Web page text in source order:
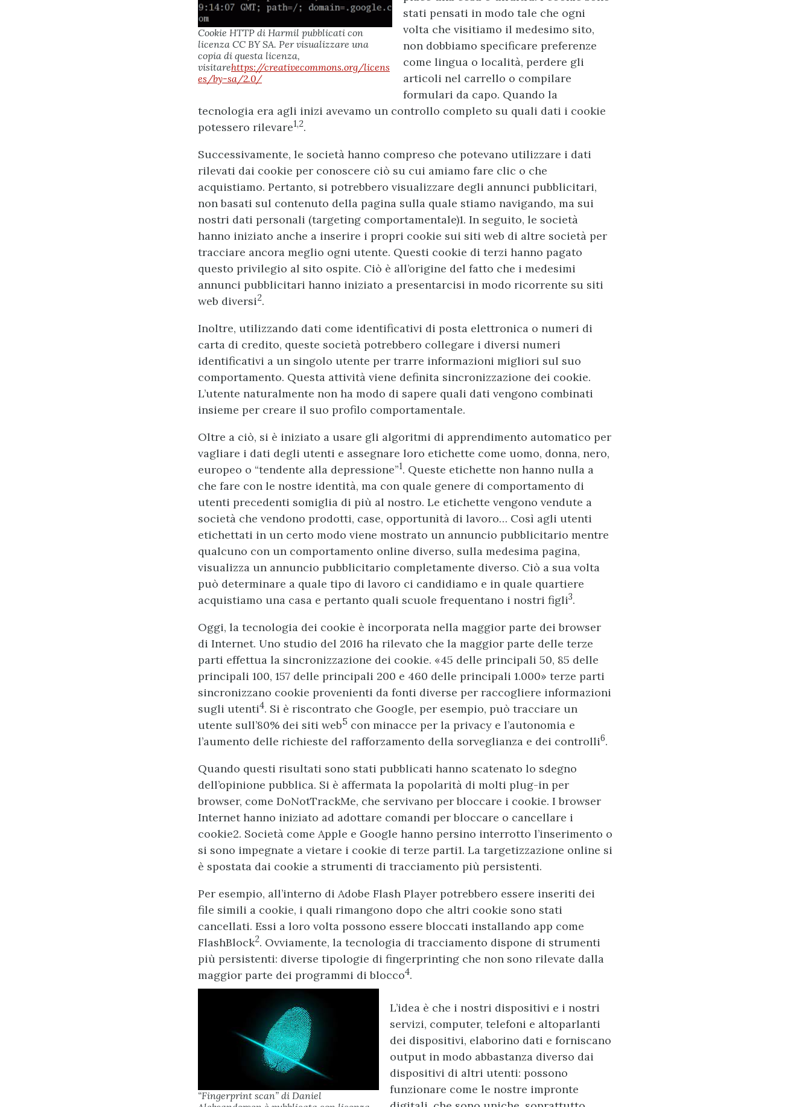
Cookie HTTP di Harmil pubblicati con
licenza CC BY SA. Per visualizzare una
copia di questa licenza,
visitarehttps://creativecommons.org/licens
es/by-sa/2.0/
stati pensati in modo tale che ogni
volta che visitiamo il medesimo sito,
non dobbiamo specificare preferenze
come lingua o località, perdere gli
articoli nel carrello o compilare
formulari da capo. Quando la
tecnologia era agli inizi avevamo un controllo completo su quali dati i cookie
potessero rilevare1,2.
Successivamente, le società hanno compreso che potevano utilizzare i dati
rilevati dai cookie per conoscere ciò su cui amiamo fare clic o che
acquistiamo. Pertanto, si potrebbero visualizzare degli annunci pubblicitari,
non basati sul contenuto della pagina sulla quale stiamo navigando, ma sui
nostri dati personali (targeting comportamentale)1. In seguito, le società
hanno iniziato anche a inserire i propri cookie sui siti web di altre società per
tracciare ancora meglio ogni utente. Questi cookie di terzi hanno pagato
questo privilegio al sito ospite. Ciò è all’origine del fatto che i medesimi
annunci pubblicitari hanno iniziato a presentarcisi in modo ricorrente su siti
web diversi2.
Inoltre, utilizzando dati come identificativi di posta elettronica o numeri di
carta di credito, queste società potrebbero collegare i diversi numeri
identificativi a un singolo utente per trarre informazioni migliori sul suo
comportamento. Questa attività viene definita sincronizzazione dei cookie.
L’utente naturalmente non ha modo di sapere quali dati vengono combinati
insieme per creare il suo profilo comportamentale.
Oltre a ciò, si è iniziato a usare gli algoritmi di apprendimento automatico per
vagliare i dati degli utenti e assegnare loro etichette come uomo, donna, nero,
europeo o “tendente alla depressione”1. Queste etichette non hanno nulla a
che fare con le nostre identità, ma con quale genere di comportamento di
utenti precedenti somiglia di più al nostro. Le etichette vengono vendute a
società che vendono prodotti, case, opportunità di lavoro… Così agli utenti
etichettati in un certo modo viene mostrato un annuncio pubblicitario mentre
qualcuno con un comportamento online diverso, sulla medesima pagina,
visualizza un annuncio pubblicitario completamente diverso. Ciò a sua volta
può determinare a quale tipo di lavoro ci candidiamo e in quale quartiere
acquistiamo una casa e pertanto quali scuole frequentano i nostri figli3.
Oggi, la tecnologia dei cookie è incorporata nella maggior parte dei browser
di Internet. Uno studio del 2016 ha rilevato che la maggior parte delle terze
parti effettua la sincronizzazione dei cookie. «45 delle principali 50, 85 delle
principali 100, 157 delle principali 200 e 460 delle principali 1.000» terze parti
sincronizzano cookie provenienti da fonti diverse per raccogliere informazioni
sugli utenti4. Si è riscontrato che Google, per esempio, può tracciare un
utente sull’80% dei siti web5 con minacce per la privacy e l’autonomia e
l’aumento delle richieste del rafforzamento della sorveglianza e dei controlli6.
Quando questi risultati sono stati pubblicati hanno scatenato lo sdegno
dell’opinione pubblica. Si è affermata la popolarità di molti plug-in per
browser, come DoNotTrackMe, che servivano per bloccare i cookie. I browser
Internet hanno iniziato ad adottare comandi per bloccare o cancellare i
cookie2. Società come Apple e Google hanno persino interrotto l’inserimento o
si sono impegnate a vietare i cookie di terze parti1. La targetizzazione online si
è spostata dai cookie a strumenti di tracciamento più persistenti.
Per esempio, all’interno di Adobe Flash Player potrebbero essere inseriti dei
file simili a cookie, i quali rimangono dopo che altri cookie sono stati
cancellati. Essi a loro volta possono essere bloccati installando app come
FlashBlock2. Ovviamente, la tecnologia di tracciamento dispone di strumenti
più persistenti: diverse tipologie di fingerprinting che non sono rilevate dalla
maggior parte dei programmi di blocco4.
“Fingerprint scan” di Daniel
L’idea è che i nostri dispositivi e i nostri
servizi, computer, telefoni e altoparlanti
dei dispositivi, elaborino dati e forniscano
output in modo abbastanza diverso dai
dispositivi di altri utenti: possono
funzionare come le nostre impronte